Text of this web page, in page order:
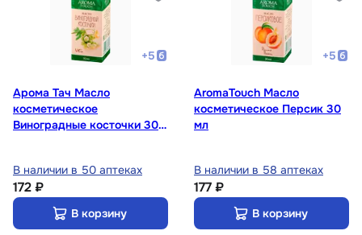
+5
Арома Тач Масло
косметическое
Виноградные косточки 30
В наличии в 50 аптеках
172 ₽
В корзину
+5
AromaTouch Масло
косметическое Персик 30
мл
В наличии в 58 аптеках
177 ₽
В корзину